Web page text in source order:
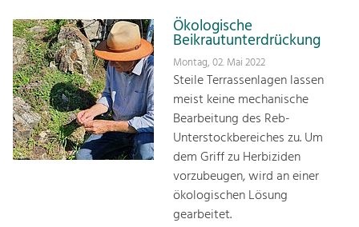
Ökologische
Beikrautunterdrückung
Montag, 02. Mai 2022
Steile Terrassenlagen lassen
meist keine mechanische
Bearbeitung des Reb-
Unterstockbereiches zu. Um
dem Griff zu Herbiziden
vorzubeugen, wird an einer
ökologischen Lösung
gearbeitet.